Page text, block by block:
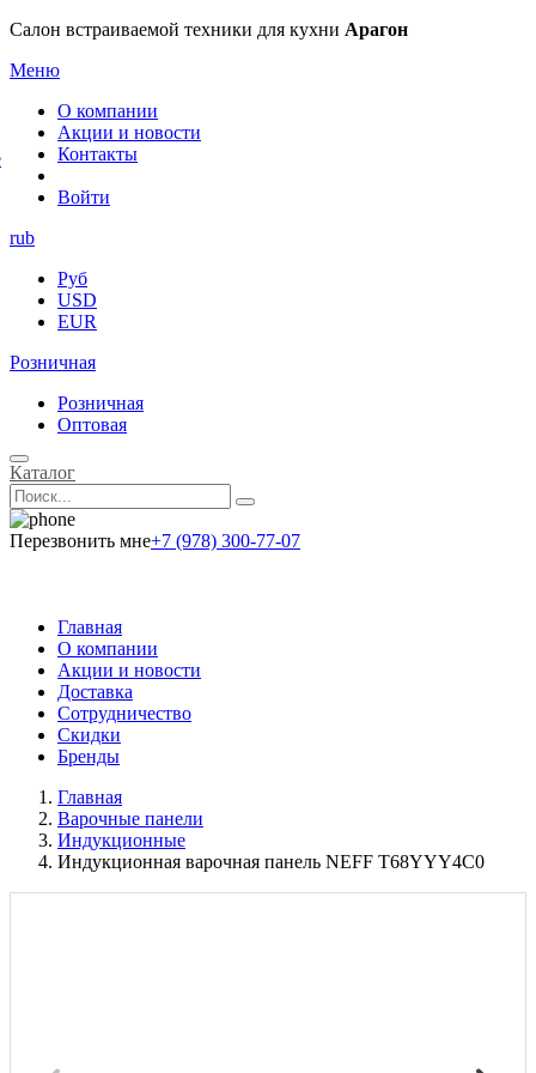
Салон встраиваемой техники для кухни Арагон
Меню
О компании
Акции и новости
Контакты
Войти
rub
Руб
USD
EUR
Розничная
Розничная
Оптовая
Каталог
Перезвонить мне+7 (978) 300-77-07
Главная
О компании
Акции и новости
Доставка
Сотрудничество
Скидки
Бренды
Главная
Варочные панели
Индукционные
Индукционная варочная панель NEFF T68YYY4C0